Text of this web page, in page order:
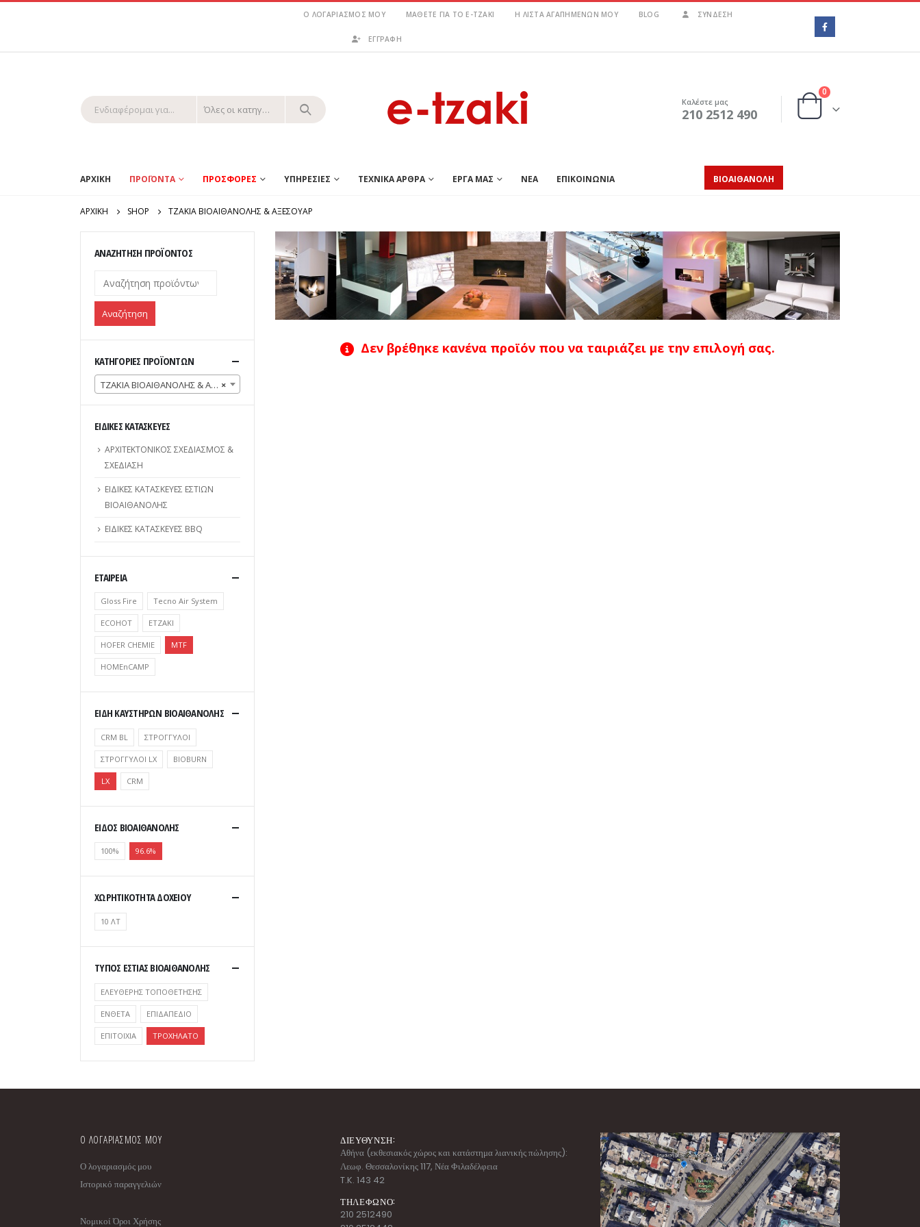
Ο ΛΟΓΑΡΙΑΣΜΌΣ ΜΟΥ ΜΆΘΕΤΕ ΓΙΑ ΤΟ E-TZAKI Η ΛΊΣΤΑ ΑΓΑΠΗΜΈΝΩΝ ΜΟΥ BLOG ΣΎΝΔΕΣΗ
ΕΓΓΡΑΦΗ
Όλες οι κατηγορίες
Καλέστε μας
210 2512 490
0
ΑΡΧΙΚΗ ΠΡΟΪΟΝΤΑ ΠΡΟΣΦΟΡΕΣ ΥΠΗΡΕΣΙΕΣ ΤΕΧΝΙΚΑ ΑΡΘΡΑ ΕΡΓΑ ΜΑΣ ΝΕΑ ΕΠΙΚΟΙΝΩΝΙΑ ΒΙΟΑΙΘΑΝΟΛΗ
ΑΡΧΙΚΉ SHOP ΤΖΑΚΙΑ ΒΙΟΑΙΘΑΝΟΛΗΣ & ΑΞΕΣΟΥΑΡ
Δεν βρέθηκε κανένα προϊόν που να ταιριάζει με την επιλογή σας.
ΑΝΑΖΉΤΗΣΗ ΠΡΟΪΌΝΤΟΣ
Αναζήτηση
ΚΑΤΗΓΟΡΙΕΣ ΠΡΟΪΟΝΤΩΝ
×
ΤΖΑΚΙΑ ΒΙΟΑΙΘΑΝΟΛΗΣ & ΑΞΕΣΟΥΑΡ
ΕΙΔΙΚΕΣ ΚΑΤΑΣΚΕΥΕΣ
ΑΡΧΙΤΕΚΤΟΝΙΚΟΣ ΣΧΕΔΙΑΣΜΟΣ &
ΣΧΕΔΙΑΣΗ
ΕΙΔΙΚΕΣ ΚΑΤΑΣΚΕΥΕΣ ΕΣΤΙΩΝ
ΒΙΟΑΙΘΑΝΟΛΗΣ
ΕΙΔΙΚΕΣ ΚΑΤΑΣΚΕΥΕΣ BBQ
ΕΤΑΙΡΕΙΑ
Gloss Fire Tecno Air System
ECOHOT ETZAKI
HOFER CHEMIE MTF
ΗΟΜΕnCAMP
ΕΙΔΗ ΚΑΥΣΤΗΡΩΝ ΒΙΟΑΙΘΑΝΟΛΗΣ
CRM BL ΣΤΡΟΓΓΥΛΟΙ
ΣΤΡΟΓΓΥΛΟΙ LX BIOBURN
LX CRM
ΕΙΔΟΣ ΒΙΟΑΙΘΑΝΟΛΗΣ
100% 96.6%
ΧΩΡΗΤΙΚΟΤΗΤΑ ΔΟΧΕΙΟΥ
10 ΛΤ
ΤΥΠΟΣ ΕΣΤΙΑΣ ΒΙΟΑΙΘΑΝΟΛΗΣ
ΕΛΕΥΘΕΡΗΣ ΤΟΠΟΘΕΤΗΣΗΣ
ΕΝΘΕΤΑ ΕΠΙΔΑΠΕΔΙΟ
ΕΠΙΤΟΙΧΙΑ ΤΡΟΧΗΛΑΤΟ
Ο ΛΟΓΑΡΙΑΣΜΟΣ ΜΟΥ
Ο λογαριασμός μου
Ιστορικό παραγγελιών
Νομικοί Όροι Χρήσης
ΔΙΕΥΘΥΝΣΗ:
Αθήνα (εκθεσιακός χώρος και κατάστημα λιανικής πώλησης):
Λεωφ. Θεσσαλονίκης 117, Νέα Φιλαδέλφεια
T.K. 143 42
ΤΗΛΕΦΩΝΟ:
210 2512490